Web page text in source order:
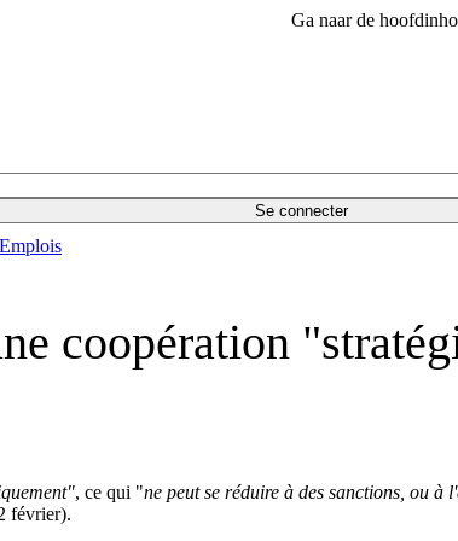
Ga naar de
Se connecter
Emplois
coopération
, ce qui "ne peut se réduire à des sanctions, ou à
février).